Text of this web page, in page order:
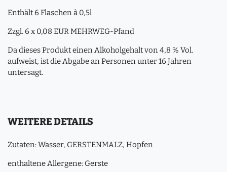
Enthält 6 Flaschen à 0,5l
Zzgl. 6 x 0,08 EUR MEHRWEG-Pfand
Da dieses Produkt einen Alkoholgehalt von 4,8 % Vol.
aufweist, ist die Abgabe an Personen unter 16 Jahren
untersagt.
WEITERE DETAILS
Zutaten: Wasser, GERSTENMALZ, Hopfen
enthaltene Allergene: Gerste